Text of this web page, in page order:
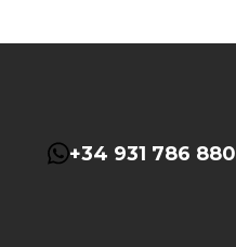
+34 931 786 880